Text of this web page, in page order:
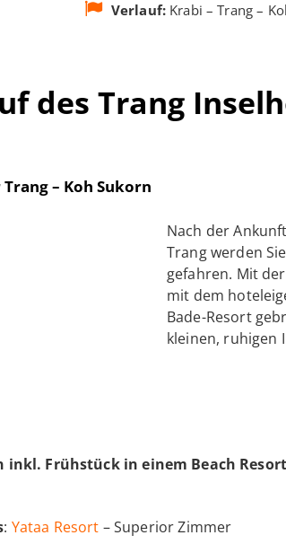
Verlauf: Krabi – Trang –
des Trang
– Koh Sukorn
Nach der
Trang werden
gefahren. Mit
mit dem
Bade-Resort
kleinen, ruhigen
inkl. Frühstück in einem Beach
: Yataa Resort – Superior Zimmer